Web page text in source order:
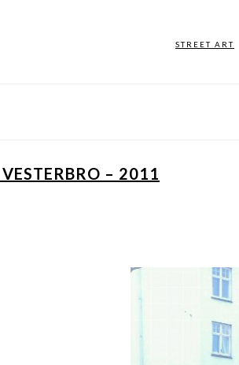
STREET ART
– 2011